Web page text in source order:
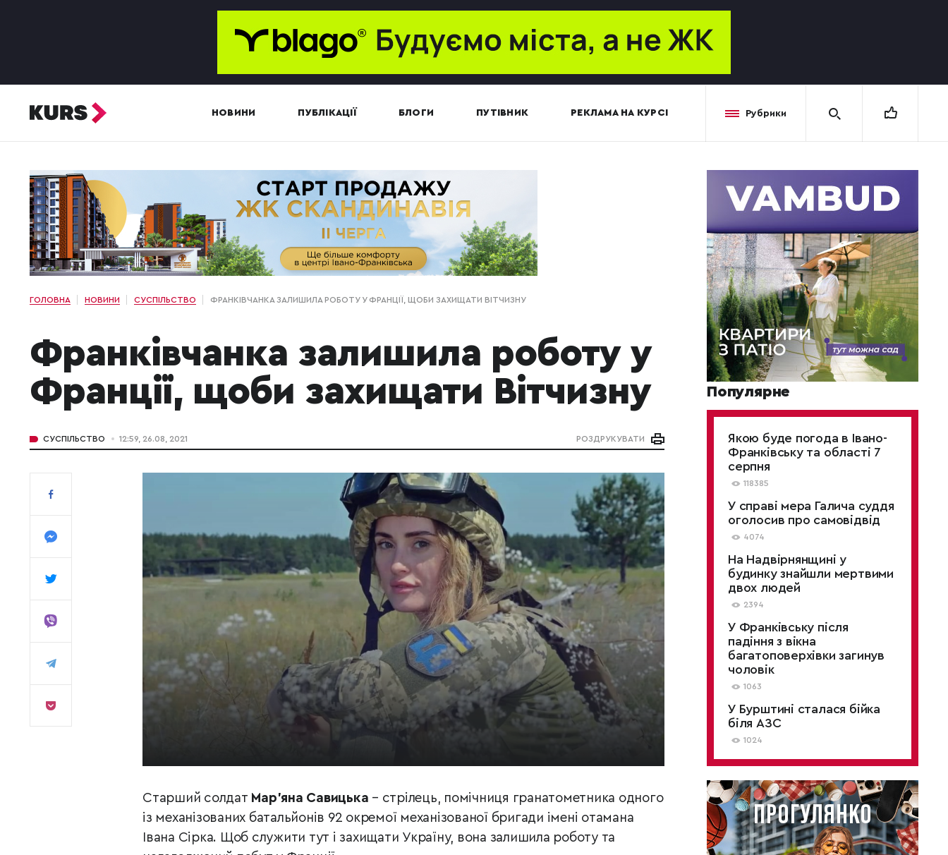
НОВИНИ ПУБЛІКАЦІЇ БЛОГИ ПУТІВНИК РЕКЛАМА НА КУРСІ Рубрики
ГОЛОВНА НОВИНИ СУСПІЛЬСТВО ФРАНКІВЧАНКА ЗАЛИШИЛА РОБОТУ У ФРАНЦІЇ, ЩОБИ ЗАХИЩАТИ ВІТЧИЗНУ
Франківчанка залишила роботу у
Франції, щоби захищати Вітчизну
СУСПІЛЬСТВО 12:59, 26.08, 2021 РОЗДРУКУВАТИ
Старший солдат Мар’яна Савицька – стрілець, помічниця гранатометника одного
із механізованих батальйонів 92 окремої механізованої бригади імені отамана
Івана Сірка. Щоб служити тут і захищати Україну, вона залишила роботу та
Популярне
Якою буде погода в Івано-
Франківську та області 7
серпня
118385
У справі мера Галича суддя
оголосив про самовідвід
4074
На Надвірнянщині у
будинку знайшли мертвими
двох людей
2394
У Франківську після
падіння з вікна
багатоповерхівки загинув
чоловік
1063
У Бурштині сталася бійка
біля АЗС
1024